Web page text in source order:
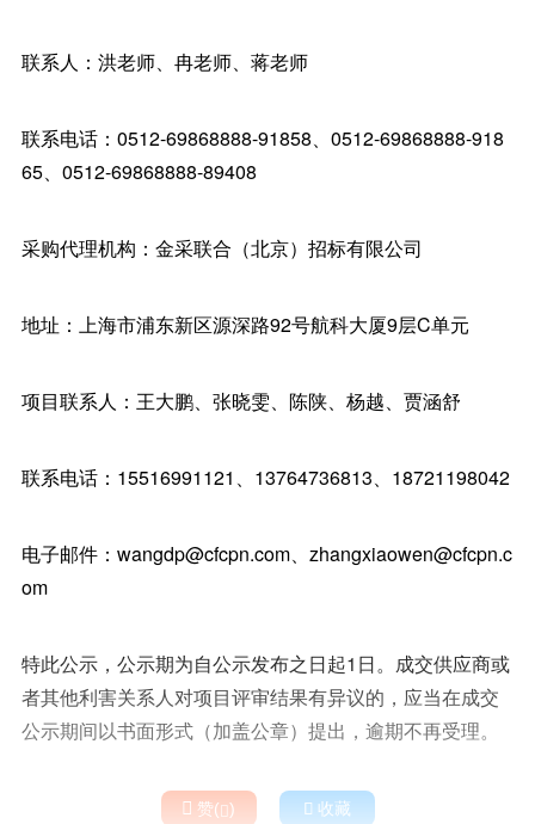
联系人：洪老师、冉老师、蒋老师
联系电话：0512-69868888-91858、0512-69868888-918
65、0512-69868888-89408
采购代理机构：金采联合（北京）招标有限公司
地址：上海市浦东新区源深路92号航科大厦9层C单元
项目联系人：王大鹏、张晓雯、陈陕、杨越、贾涵舒
联系电话：15516991121、13764736813、18721198042
电子邮件：wangdp@cfcpn.com、zhangxiaowen@cfcpn.c
om
特此公示，公示期为自公示发布之日起1日。成交供应商或
者其他利害关系人对项目评审结果有异议的，应当在成交
公示期间以书面形式（加盖公章）提出，逾期不再受理。
 赞()  收藏